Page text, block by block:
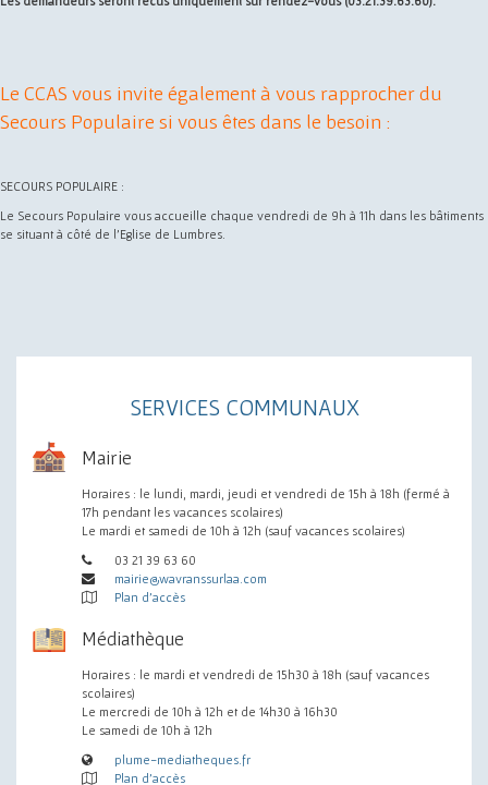
Le CCAS vous invite également à vous rapprocher du
Secours Populaire si vous êtes dans le besoin :
SECOURS POPULAIRE :
Le Secours Populaire vous accueille chaque vendredi de 9h à 11h dans les bâtiments
se situant à côté de l'Eglise de Lumbres.
SERVICES COMMUNAUX
Mairie
Horaires : le lundi, mardi, jeudi et vendredi de 15h à 18h (fermé à
17h pendant les vacances scolaires)
Le mardi et samedi de 10h à 12h (sauf vacances scolaires)
03 21 39 63 60
mairie@wavranssurlaa.com
Plan d'accès
Médiathèque
Horaires : le mardi et vendredi de 15h30 à 18h (sauf vacances
scolaires)
Le mercredi de 10h à 12h et de 14h30 à 16h30
Le samedi de 10h à 12h
plume-mediatheques.fr
Plan d'accès